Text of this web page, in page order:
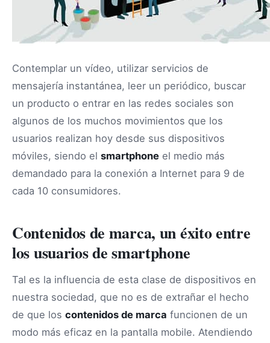
Contemplar un vídeo, utilizar servicios de
mensajería instantánea, leer un periódico, buscar
un producto o entrar en las redes sociales son
algunos de los muchos movimientos que los
usuarios realizan hoy desde sus dispositivos
móviles, siendo el smartphone el medio más
demandado para la conexión a Internet para 9 de
cada 10 consumidores.
Contenidos de marca, un éxito entre
los usuarios de smartphone
Tal es la influencia de esta clase de dispositivos en
nuestra sociedad, que no es de extrañar el hecho
de que los contenidos de marca funcionen de un
modo más eficaz en la pantalla mobile. Atendiendo